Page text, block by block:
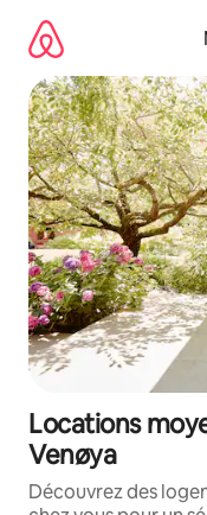
directement
contenu
Locations
Venøya
Découvrez des